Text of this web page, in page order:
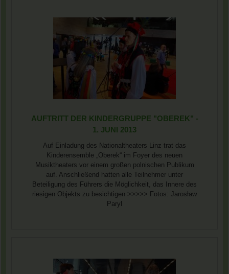
AUFTRITT DER KINDERGRUPPE "OBEREK" -
1. JUNI 2013
Auf Einladung des Nationaltheaters Linz trat das
Kinderensemble „Oberek“ im Foyer des neuen
Musiktheaters vor einem großen polnischen Publikum
auf. Anschließend hatten alle Teilnehmer unter
Beteiligung des Führers die Möglichkeit, das Innere des
riesigen Objekts zu besichtigen >>>>> Fotos: Jarosław
Paryl